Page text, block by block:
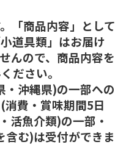
「商品内容」として
道具類」はお届け
んので、商品内容を
ださい。
沖縄県)の一部への
費・賞味期間5日
活魚介類)の一部・
む)は受付ができま